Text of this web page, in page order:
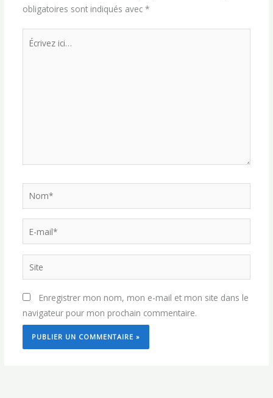
obligatoires sont indiqués avec *
Écrivez
Nom*
mail*
Enregistrer mon nom, mon e-mail et mon site dans le
navigateur pour mon prochain commentaire.